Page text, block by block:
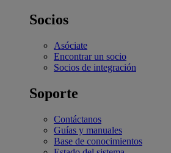
Socios
Asóciate
Encontrar un socio
Socios de integración
Soporte
Contáctanos
Guías y manuales
Base de conocimientos